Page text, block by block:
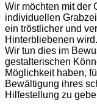
Wir möchten mit der
individuellen
ein tröstlicher und
Hinterbliebenen wird.
Wir tun dies im
gestalterischen
Möglichkeit haben,
Bewältigung ihres
Hilfestellung zu